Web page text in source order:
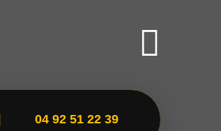
04 92 51 22 39